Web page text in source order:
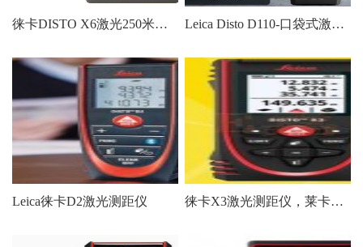
徕卡DISTO X6激光250米测距仪 Leica Disto D110-口袋式激光测距
Leica徕卡D2激光测距仪 徕卡X3激光测距仪，莱卡X3测距仪